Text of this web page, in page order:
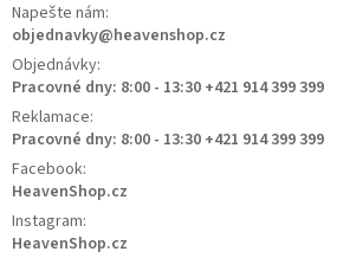
Napešte nám:
objednavky@heavenshop.cz
Objednávky:
Pracovné dny: 8:00 - 13:30 +421 914 399 399
Reklamace:
Pracovné dny: 8:00 - 13:30 +421 914 399 399
Facebook:
HeavenShop.cz
Instagram:
HeavenShop.cz